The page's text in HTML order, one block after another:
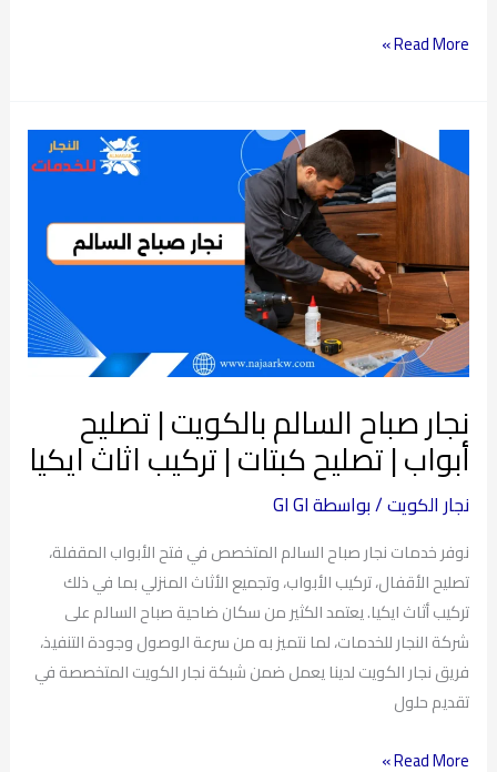
Read More »
نجار صباح السالم بالكويت | تصليح
أبواب | تصليح كبتات | تركيب اثاث ايكيا
نجار الكويت/ بواسطةGI GI
نوفر خدمات نجار صباح السالم المتخصص في فتح الأبواب المقفلة،
تصليح الأقفال، تركيب الأبواب، وتجميع الأثاث المنزلي بما في ذلك
تركيب أثاث ايكيا. يعتمد الكثير من سكان ضاحية صباح السالم على
شركة النجار للخدمات، لما نتميز به من سرعة الوصول وجودة التنفيذ،
فريق نجار الكويت لدينا يعمل ضمن شبكة نجار الكويت المتخصصة في
تقديم حلول
صباح
السالم
بالكويت
|
تصليح
أبواب
|
تصليح
كبتات
|
تركيب
اثاث
Read More »